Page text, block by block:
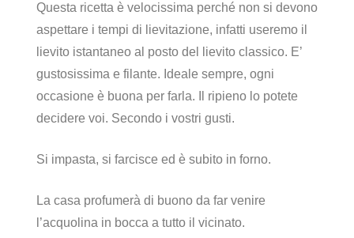
Questa ricetta è velocissima perché non si devono
aspettare i tempi di lievitazione, infatti useremo il
lievito istantaneo al posto del lievito classico. E’
gustosissima e filante. Ideale sempre, ogni
occasione è buona per farla. Il ripieno lo potete
decidere voi. Secondo i vostri gusti.
Si impasta, si farcisce ed è subito in forno.
La casa profumerà di buono da far venire
l’acquolina in bocca a tutto il vicinato.